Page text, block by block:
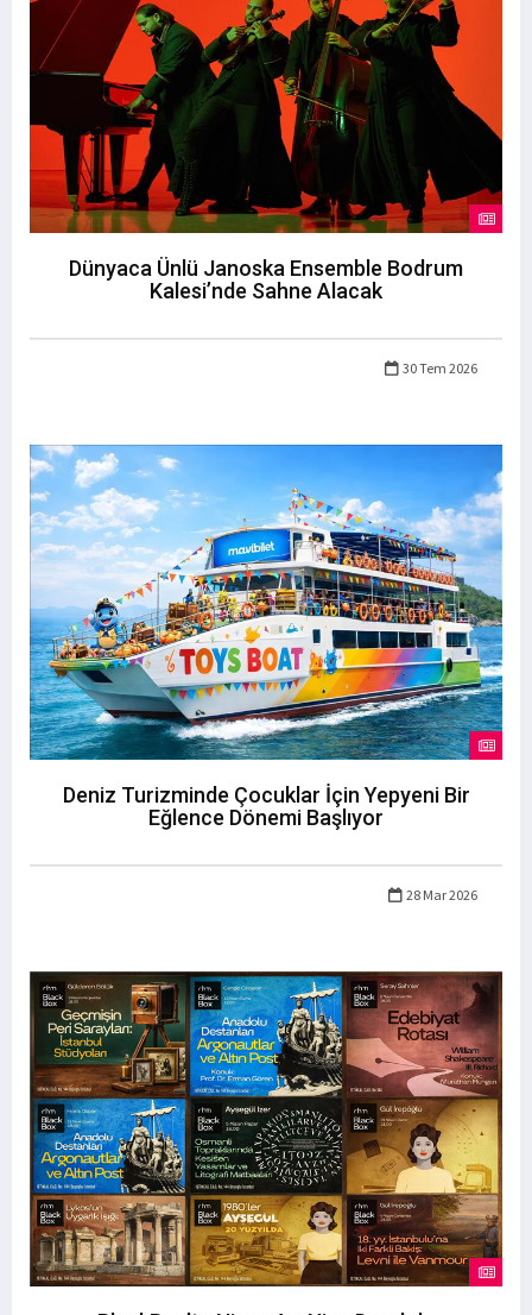
Dünyaca Ünlü Janoska Ensemble Bodrum
Kalesi’nde Sahne Alacak
30 Tem 2026
Deniz Turizminde Çocuklar İçin Yepyeni Bir
Eğlence Dönemi Başlıyor
28 Mar 2026